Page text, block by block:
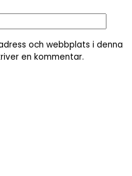
och webbplats i denna
en kommentar.